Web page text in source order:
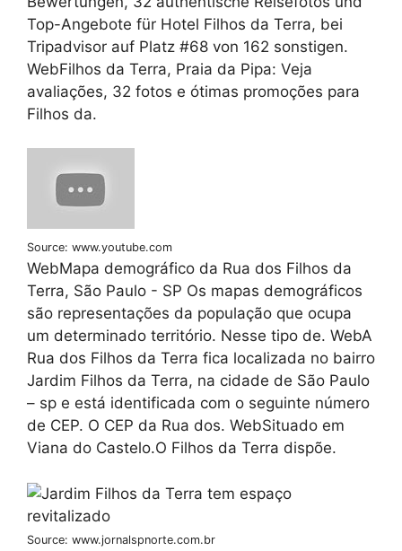
Top-Angebote für Hotel Filhos da Terra, bei
Tripadvisor auf Platz #68 von 162 sonstigen.
WebFilhos da Terra, Praia da Pipa: Veja
avaliações, 32 fotos e ótimas promoções para
Filhos da.
Source: www.youtube.com
WebMapa demográfico da Rua dos Filhos da
Terra, São Paulo - SP Os mapas demográficos
são representações da população que ocupa
um determinado território. Nesse tipo de. WebA
Rua dos Filhos da Terra fica localizada no bairro
Jardim Filhos da Terra, na cidade de São Paulo
– sp e está identificada com o seguinte número
de CEP. O CEP da Rua dos. WebSituado em
Viana do Castelo.O Filhos da Terra dispõe.
Source: www.jornalspnorte.com.br